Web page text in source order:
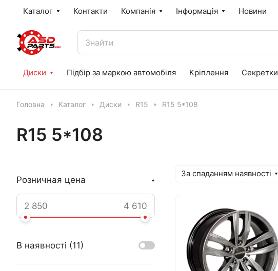
Каталог Контакти Компанія Інформація Новини
Диски Підбір за маркою автомобіля Кріплення Секретки
Головна Каталог Диски R15 R15 5*108
R15 5*108
За спаданням наявності
Розничная цена
В наявності (11)